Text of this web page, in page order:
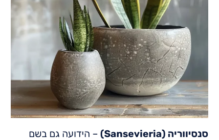
סנסיווריה (Sansevieria)
– הידועה גם בשם